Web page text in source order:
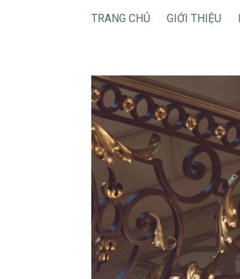
TRANG CHỦ GIỚI THIỆU